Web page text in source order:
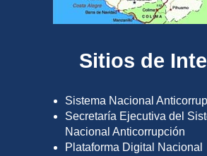
Sitios de
Sistema Nacional
Secretaría Ejecutiva del
Nacional Anticorrupción
Plataforma Digital Nacional